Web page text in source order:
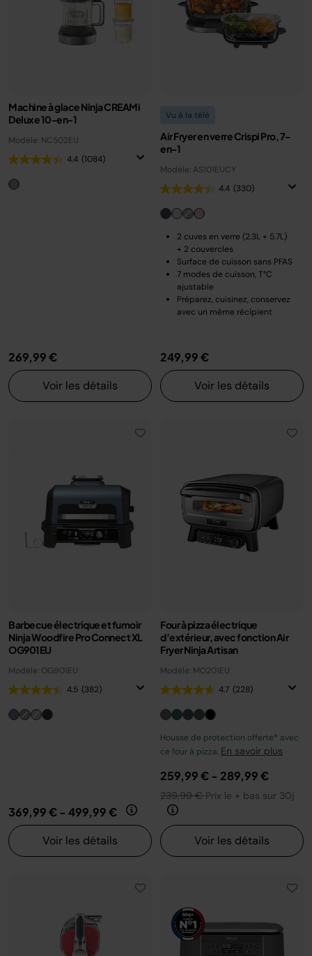
Machine à glace Ninja CREAMi
Deluxe 10-en-1
Modèle: NC502EU
4.4 (1084)
269,99 €
Voir les détails
Vu à la télé
Air Fryer en verre Crispi Pro, 7-
en-1
Modèle: AS101EUCY
4.4 (330)
2 cuves en verre (2.3L + 5.7L)
+ 2 couvercles
Surface de cuisson sans PFAS
7 modes de cuisson, T°C
ajustable
Préparez, cuisinez, conservez
avec un même récipient
249,99 €
Voir les détails
Barbecue électrique et fumoir
Ninja Woodfire Pro Connect XL
OG901EU
Modèle: OG901EU
4.5 (382)
369,99 €- 499,99 €
Voir les détails
Four à pizza électrique
d’extérieur, avec fonction Air
Fryer Ninja Artisan
Modèle: MO201EU
4.7 (228)
Housse de protection offerte* avec
ce four à pizza. En savoir plus
259,99 €- 289,99 €
239,99 €Prix le + bas sur 30j
Voir les détails